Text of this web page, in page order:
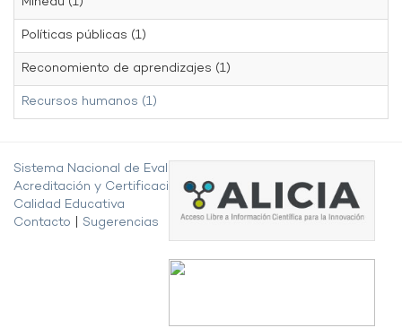
Políticas públicas (1)
Reconomiento de aprendizajes (1)
Recursos humanos (1)
Sistema Nacional de Evaluación,
Acreditación y Certificación de la
Calidad Educativa
Contacto
Sugerencias